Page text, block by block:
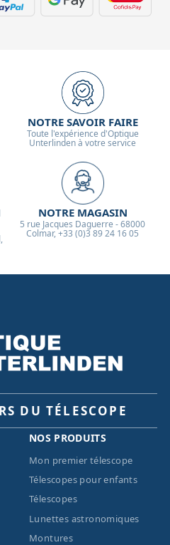
NOTRE SAVOIR FAIRE
Toute l'expérience d'Optique
Unterlinden à votre service
NOTRE MAGASIN
5 rue Jacques Daguerre - 68000
Colmar, +33 (0)3 89 24 16 05
DU TÉLESCOPE
NOS PRODUITS
Mon premier télescope
Télescopes pour enfants
Télescopes
Lunettes astronomiques
Montures